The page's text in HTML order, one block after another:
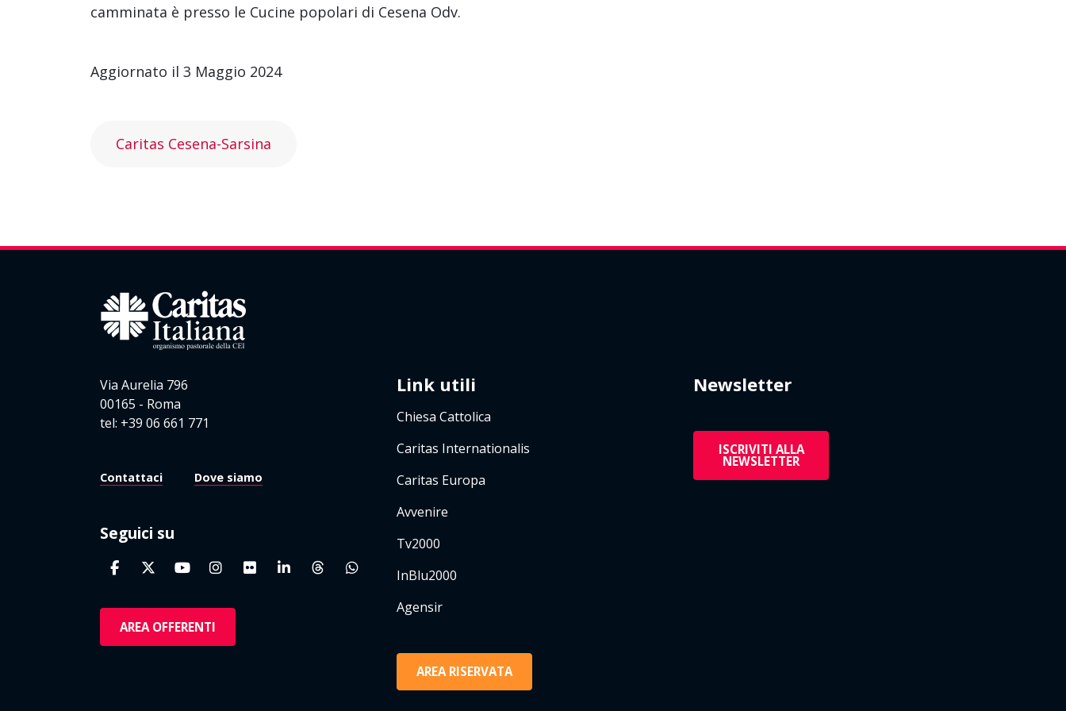
camminata è presso le Cucine popolari di Cesena Odv.
Aggiornato il 3 Maggio 2024
Caritas Cesena-Sarsina
Via Aurelia 796
00165 - Roma
tel: +39 06 661 771
Contattaci Dove siamo
Seguici su
AREA OFFERENTI
Link utili
Chiesa Cattolica
Caritas Internationalis
Caritas Europa
Avvenire
Tv2000
InBlu2000
Agensir
AREA RISERVATA
Newsletter
ISCRIVITI ALLA
NEWSLETTER